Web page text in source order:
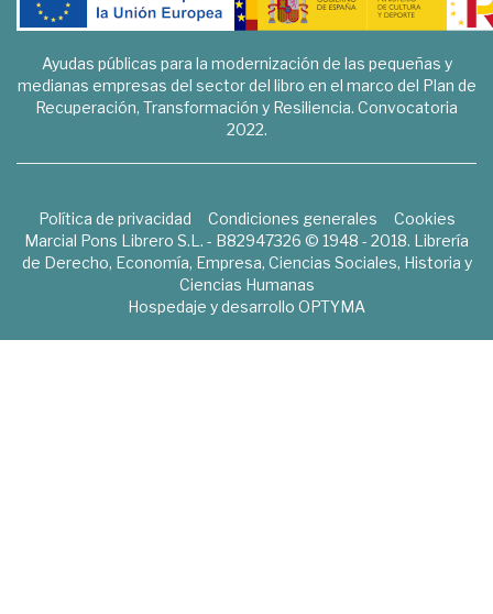
Ayudas públicas para la modernización de las pequeñas y
medianas empresas del sector del libro en el marco del Plan de
Recuperación, Transformación y Resiliencia. Convocatoria
2022.
Política de privacidad Condiciones generales
Cookies
Marcial Pons Librero S.L. - B82947326 © 1948 - 2018. Librería
de Derecho, Economía, Empresa, Ciencias Sociales, Historia y
Ciencias Humanas
Hospedaje y desarrollo OPTYMA